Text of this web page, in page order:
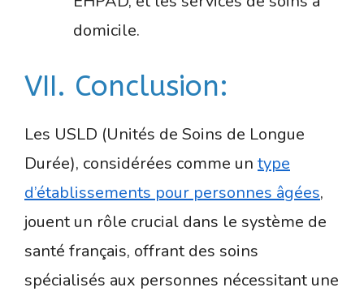
domicile.
VII. Conclusion:
Les USLD (Unités de Soins de Longue
Durée), considérées comme un type
d’établissements pour personnes âgées,
jouent un rôle crucial dans le système de
santé français, offrant des soins
spécialisés aux personnes nécessitant une